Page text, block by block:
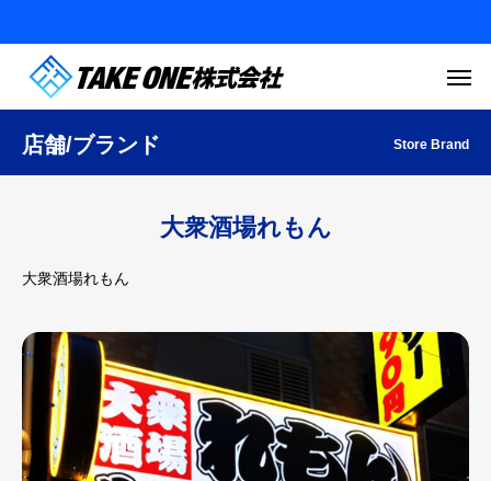
店舗/ブランド Store Brand
大衆酒場れもん
大衆酒場れもん